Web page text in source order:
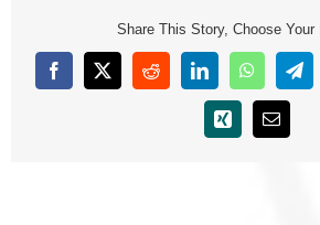
Share This Story, Choose Your
Facebook
X RedditLinkedInWhatsApp
Xing Email